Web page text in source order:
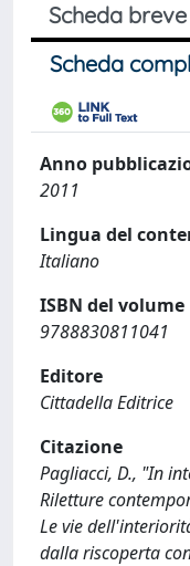
Scheda breve
Scheda
Anno
2011
Lingua del
Italiano
ISBN del volume
9788830811041
Editore
Cittadella Editrice
Citazione
Pagliacci, D., "In
Riletture
Le vie
dalla riscoperta